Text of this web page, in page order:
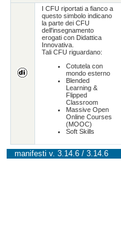
I CFU riportati a fianco a
questo simbolo indicano
la parte dei CFU
dell'insegnamento
erogati con Didattica
Innovativa.
Tali CFU riguardano:
Cotutela con
mondo esterno
Blended
Learning &
Flipped
Classroom
Massive Open
Online Courses
(MOOC)
Soft Skills
manifesti v. 3.14.6 / 3.14.6